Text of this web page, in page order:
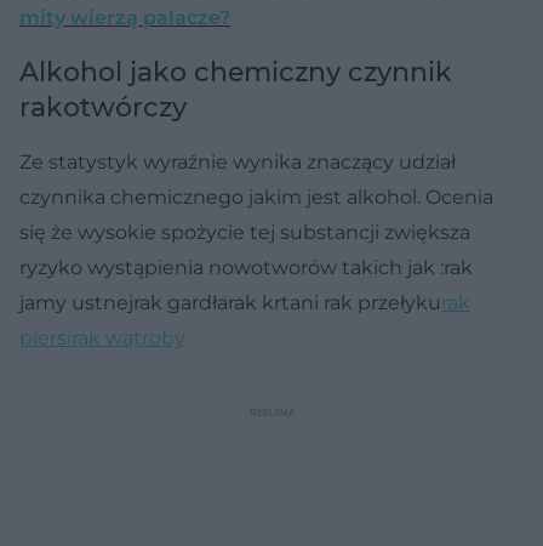
mity wierzą palacze?
Alkohol jako chemiczny czynnik
rakotwórczy
Ze statystyk wyraźnie wynika znaczący udział
czynnika chemicznego jakim jest alkohol. Ocenia
się że wysokie spożycie tej substancji zwiększa
ryzyko wystąpienia nowotworów takich jak :rak
jamy ustnejrak gardłarak krtani rak przełyku rak
piersirak wątroby